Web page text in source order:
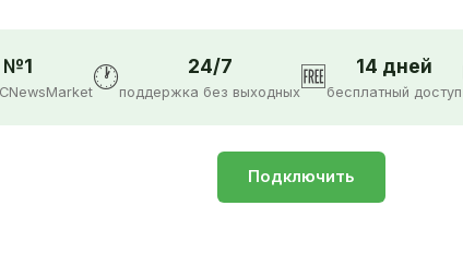
№1 🕐 24/7
поддержка без выходных 🆓 14 дней
бесплатный доступ
Подключить